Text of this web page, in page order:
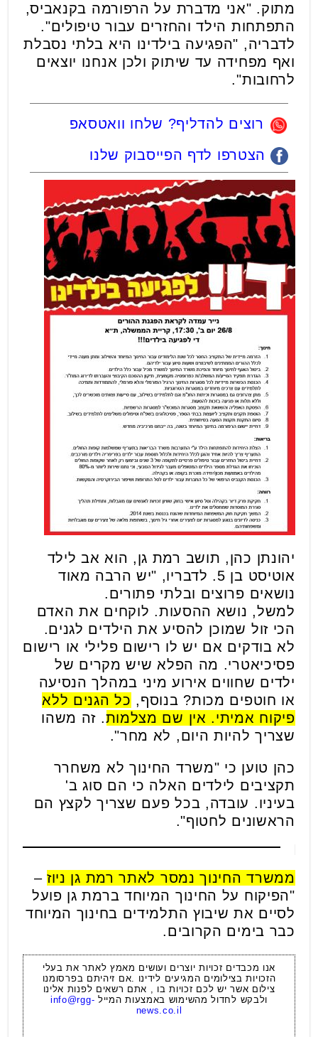
מתוק. "אני מדברת על הרפורמה בקנאביס,
התפתחות הילד והחזרים עבור טיפולים".
לדבריה, "הפגיעה בילדינו היא בלתי נסבלת
ואף מפחידה עד שיתוק ולכן אנחנו יוצאים
לרחובות".
רוצים להדליף? שלחו וואטסאפ
הצטרפו לדף הפייסבוק שלנו
יהונתן כהן, תושב רמת גן, הוא אב לילד
אוטיסט בן 5. לדבריו, "יש הרבה מאוד
נושאים פרוצים ובלתי פתורים.
למשל, נושא ההסעות. לוקחים את האדם
הכי זול שמוכן להסיע את הילדים לגנים.
לא בודקים אם יש לו רישום פלילי או רישום
פסיכיאטרי. מה הפלא שיש מקרים של
ילדים שחווים אירוע מיני במהלך הנסיעה
או חוטפים מכות? בנוסף, כל הגנים ללא
פיקוח אמיתי. אין שם מצלמות. זה משהו
שצריך להיות היום, לא מחר".
כהן טוען כי "משרד החינוך לא משחרר
תקציבים לילדים האלה כי הם סוג ב'
בעיניו. עובדה, בכל פעם שצריך לקצץ הם
הראשונים לחטוף".
ממשרד החינוך נמסר לאתר רמת גן ניוז –
"הפיקוח על החינוך המיוחד ברמת גן פועל
לסיים את שיבוץ התלמידים בחינוך המיוחד
כבר בימים הקרובים.
אנו מכבדים זכויות יוצרים ועושים מאמץ לאתר את בעלי
הזכויות בצילומים המגיעים לידינו .אם זיהיתם בפרסומנו
צילום אשר יש לכם זכויות בו , אתם רשאים לפנות אלינו
ולבקש לחדול מהשימוש באמצעות המייל info@rgg-
news.co.il